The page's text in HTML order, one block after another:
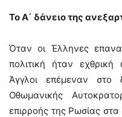
Το Α΄ δάνειο της
Όταν οι Έλληνες
πολιτική ήταν
Άγγλοι επέμεναν στο
Οθωμανικής
επιρροής της Ρωσίας